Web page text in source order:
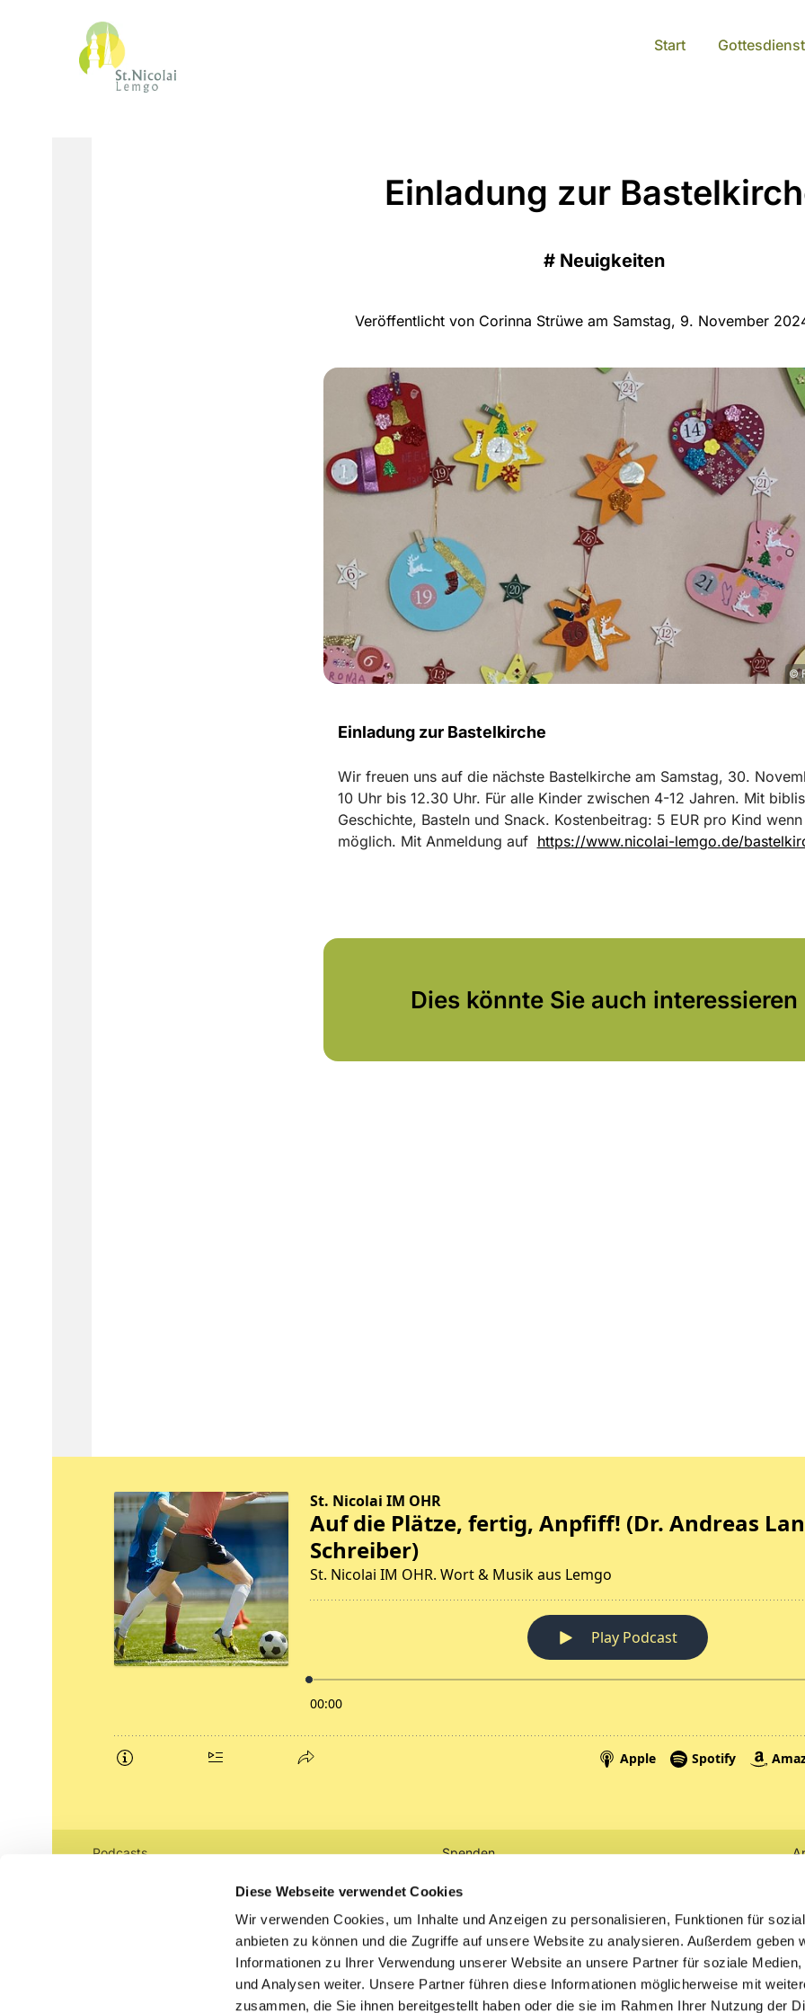
Diese Webseite verwendet Cookies
Wir verwenden Cookies, um Inhalte und Anzeigen zu personalisieren, Funktionen für
anbieten zu können und die Zugriffe auf unsere Website zu analysieren. Außerdem geben
Informationen zu Ihrer Verwendung unserer Website an unsere Partner für soziale Medien,
und Analysen weiter. Unsere Partner führen diese Informationen möglicherweise mit
zusammen, die Sie ihnen bereitgestellt haben oder die sie im Rahmen Ihrer Nutzung der
Start Gottesdienst
Einladung zur
# Neuigkeiten
Veröffentlicht von Corinna Strüwe am Samstag, 9. November
©
Einladung zur Bastelkirche
Wir freuen uns auf die nächste Bastelkirche am Samstag, 30.
10 Uhr bis 12.30 Uhr. Für alle Kinder zwischen 4-12 Jahren. Mit
Geschichte, Basteln und Snack. Kostenbeitrag: 5 EUR pro Kind wenn
möglich. Mit Anmeldung auf https://www.nicolai-lemgo.de/
Dies könnte Sie auch interessieren
Podcasts Spenden
Tickets
Litauen